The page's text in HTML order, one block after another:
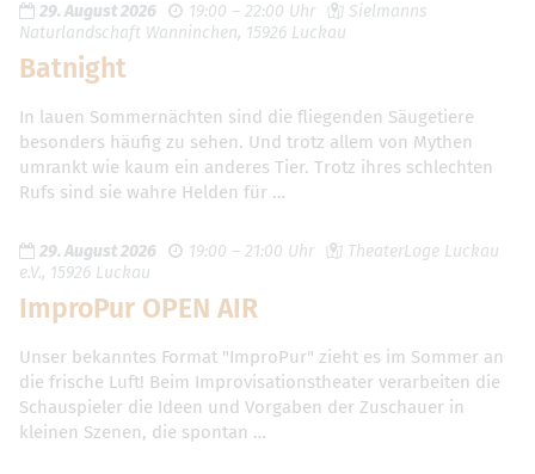
29. August 2026 19:00 – 22:00 Uhr
Sielmanns
Naturlandschaft Wanninchen, 15926 Luckau
Batnight
In lauen Sommernächten sind die fliegenden Säugetiere
besonders häufig zu sehen. Und trotz allem von Mythen
umrankt wie kaum ein anderes Tier. Trotz ihres schlechten
Rufs sind sie wahre Helden für …
29. August 2026 19:00 – 21:00 Uhr
TheaterLoge Luckau
e.V., 15926 Luckau
ImproPur OPEN AIR
Unser bekanntes Format "ImproPur" zieht es im Sommer an
die frische Luft! Beim Improvisationstheater verarbeiten die
Schauspieler die Ideen und Vorgaben der Zuschauer in
kleinen Szenen, die spontan …